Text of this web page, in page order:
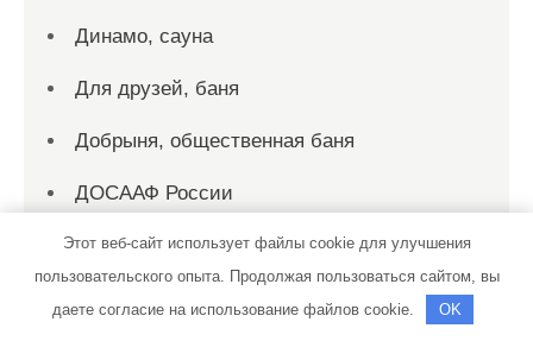
Динамо, сауна
Для друзей, баня
Добрыня, общественная баня
ДОСААФ России
Дубрава-Сибирь, торгово-
производственная компания
Этот веб-сайт использует файлы cookie для улучшения
пользовательского опыта. Продолжая пользоваться сайтом, вы
даете согласие на использование файлов cookie.
OK